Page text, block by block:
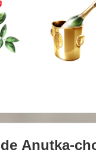
Anutka-